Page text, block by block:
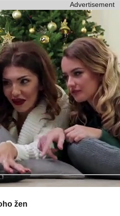
Advertisement
žen